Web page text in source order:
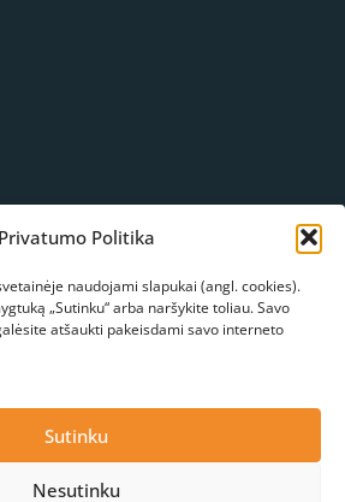
Privatumo Politika
naudojami slapukai (angl. cookies).
„Sutinku“ arba naršykite toliau. Savo
atšaukti pakeisdami savo interneto
Sutinku
Nesutinku
49-43, Panevėžys
Panevėžys
Konsultacija